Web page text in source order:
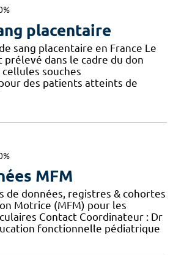
placentaire
sang placentaire en France Le
prélevé dans le cadre du don
souches
des patients atteints de
MFM
de données, registres & cohortes
Motrice (MFM) pour les
Contact Coordinateur : Dr
fonctionnelle pédiatrique